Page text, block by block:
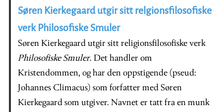
Søren Kierkegaard utgir sitt relgionsfilosofiske
verk Philosofiske Smuler
Søren Kierkegaard utgir sitt religionsfilosofiske verk
Philosofiske Smuler. Det handler om
Kristendommen, og har den oppstigende (pseud:
Johannes Climacus) som forfatter med Søren
Kierkegaard som utgiver. Navnet er tatt fra en munk